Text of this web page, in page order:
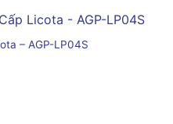
– AGP-LP04S